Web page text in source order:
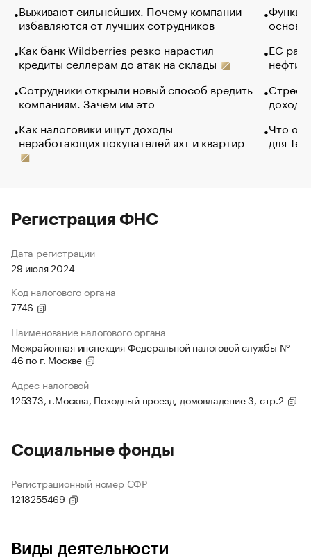
Выживают сильнейших. Почему компании
избавляются от лучших сотрудников
Как банк Wildberries резко нарастил
кредиты селлерам до атак на склады
Сотрудники открыли новый способ вредить
компаниям. Зачем им это
Как налоговики ищут доходы
неработающих покупателей яхт и квартир
основ
ЕС
нефти
Что
для
Регистрация ФНС
Дата регистрации
29 июля 2024
Код налогового органа
7746
Наименование налогового органа
Межрайонная инспекция Федеральной налоговой службы №
46 по г. Москве
Адрес налоговой
125373, г.Москва, Походный проезд, домовладение 3, стр.2
Социальные фонды
Регистрационный номер СФР
1218255469
Виды деятельности